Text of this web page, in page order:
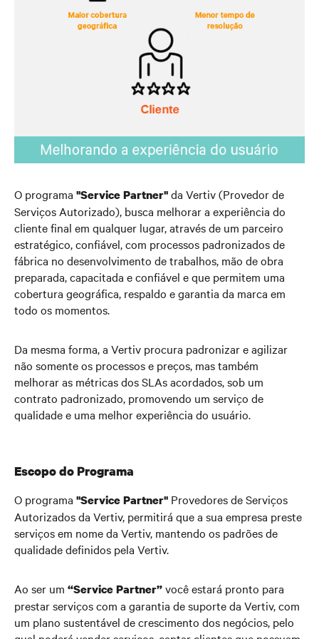
O programa "Service Partner"da Vertiv (Provedor de
Serviços Autorizado), busca melhorar a experiência do
cliente final em qualquer lugar, através de um parceiro
estratégico, confiável, com processos padronizados de
fábrica no desenvolvimento de trabalhos, mão de obra
preparada, capacitada e confiável e que permitem uma
cobertura geográfica, respaldo e garantia da marca em
todo os momentos.
Da mesma forma, a Vertiv procura padronizar e agilizar
não somente os processos e preços, mas também
melhorar as métricas dos SLAs acordados, sob um
contrato padronizado, promovendo um serviço de
qualidade e uma melhor experiência do usuário.
Escopo do Programa
O programa "Service Partner" Provedores de Serviços
Autorizados da Vertiv, permitirá que a sua empresa preste
serviços em nome da Vertiv, mantendo os padrões de
qualidade definidos pela Vertiv.
Ao ser um “Service Partner”você estará pronto para
prestar serviços com a garantia de suporte da Vertiv, com
um plano sustentável de crescimento dos negócios, pelo